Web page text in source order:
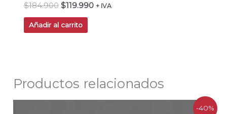
$184.900 $119.990 + IVA
Añadir al carrito
Productos relacionados
-40%